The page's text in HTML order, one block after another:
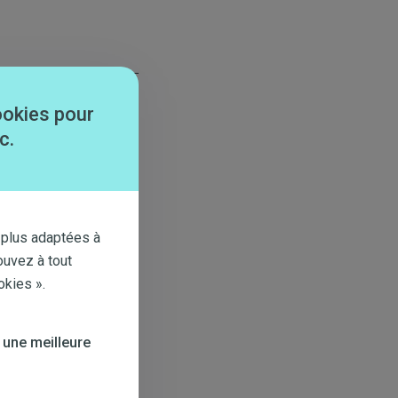
et privés, racheté
en mode
et votre
pour
adaptées à
à tout
».
meilleure